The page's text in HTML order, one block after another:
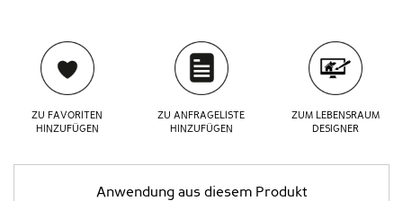
ZU FAVORITEN
HINZUFÜGEN
ZU ANFRAGELISTE
HINZUFÜGEN
ZUM LEBENSRAUM
DESIGNER
Anwendung aus diesem Produkt